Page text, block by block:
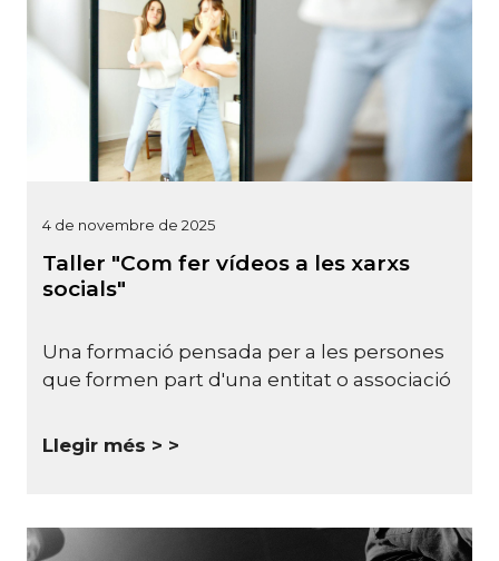
4 de novembre de 2025
Taller "Com fer vídeos a les xarxs
socials"
Una formació pensada per a les persones
que formen part d'una entitat o associació
Llegir més >